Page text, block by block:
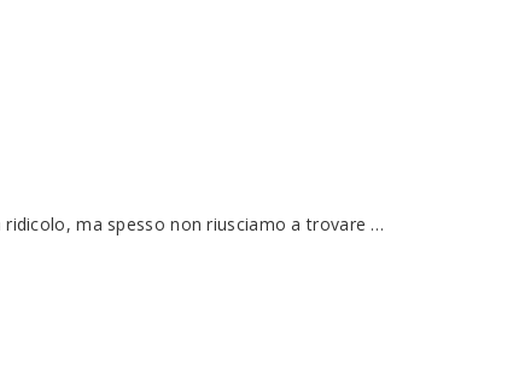
ma spesso non riusciamo a trovare …